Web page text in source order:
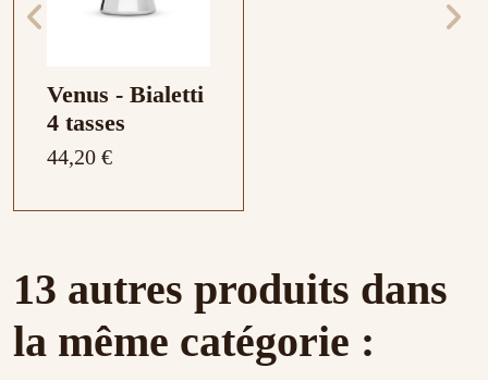
Venus - Bialetti
4 tasses
44,20 €
13 autres produits dans
la même catégorie :